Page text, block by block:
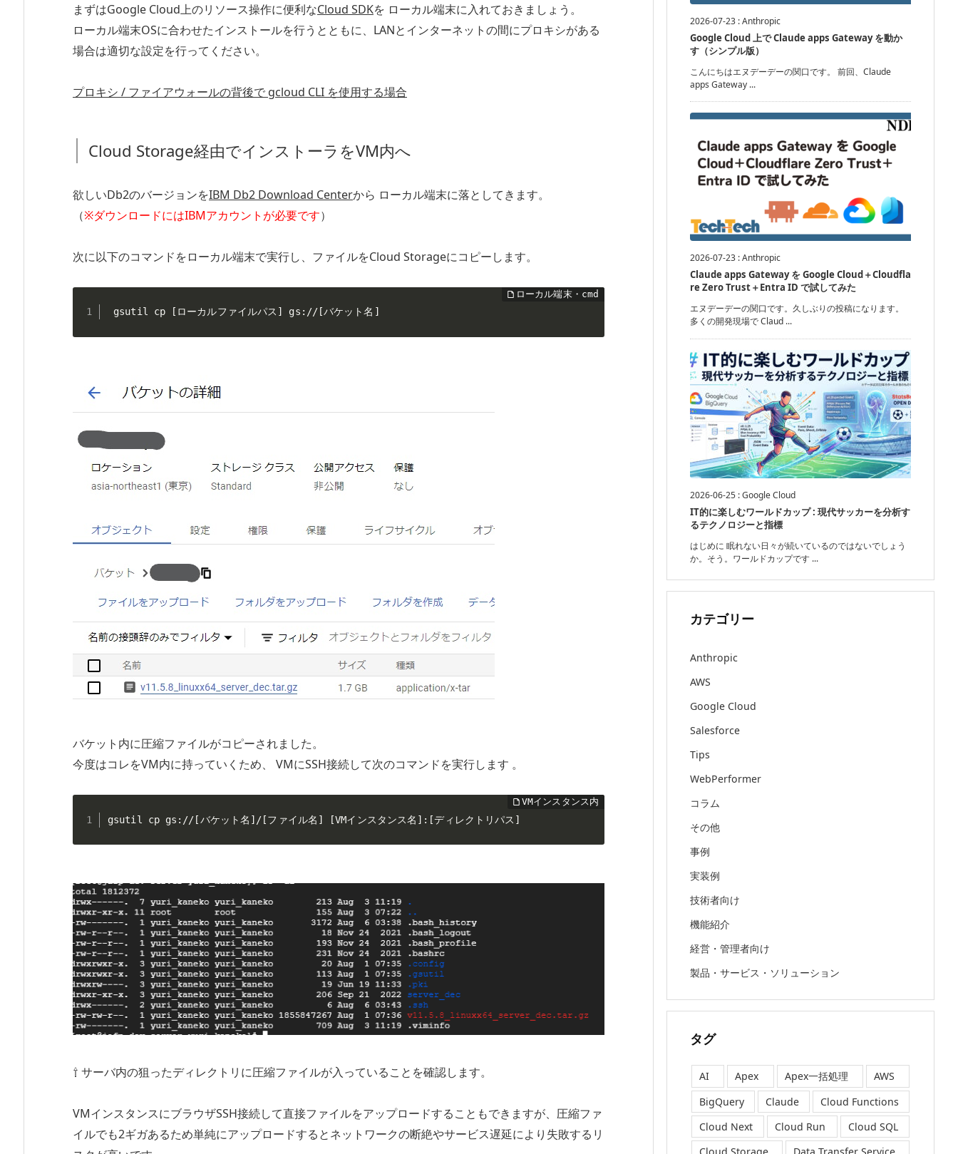
まずはGoogle Cloud上のリソース操作に便利なCloud SDKを ローカル端末に入れておきましょう。
ローカル端末OSに合わせたインストールを行うとともに、LANとインターネットの間にプロキシがある
場合は適切な設定を行ってください。
プロキシ / ファイアウォールの背後で gcloud CLI を使用する場合
Cloud Storage経由でインストーラをVM内へ
欲しいDb2のバージョンをIBM Db2 Download Centerから ローカル端末に落としてきます。
（※ダウンロードにはIBMアカウントが必要です）
次に以下のコマンドをローカル端末で実行し、ファイルをCloud Storageにコピーします。
gsutil cp [ローカルファイルパス] gs://[バケット名]
バケット内に圧縮ファイルがコピーされました。
今度はコレをVM内に持っていくため、 VMにSSH接続して次のコマンドを実行します 。
gsutil cp gs://[バケット名]/[ファイル名] [VMインスタンス名]:[ディレクトリパス]
⇧ サーバ内の狙ったディレクトリに圧縮ファイルが入っていることを確認します。
VMインスタンスにブラウザSSH接続して直接ファイルをアップロードすることもできますが、圧縮ファ
イルでも2ギガあるため単純にアップロードするとネットワークの断絶やサービス遅延により失敗するリ
2026-07-23 :Anthropic
Google Cloud 上で Claude apps Gateway を動か
す（シンプル版）
こんにちはエヌデーデーの関口です。 前回、Claude
apps Gateway ...
2026-07-23 :Anthropic
Claude apps Gateway を Google Cloud＋Cloudfla
re Zero Trust＋Entra ID で試してみた
エヌデーデーの関口です。久しぶりの投稿になります。
多くの開発現場で Claud ...
2026-06-25 :Google Cloud
IT的に楽しむワールドカップ : 現代サッカーを分析す
るテクノロジーと指標
はじめに 眠れない日々が続いているのではないでしょう
か。そう。ワールドカップです ...
カテゴリー
Anthropic
AWS
Google Cloud
Salesforce
Tips
WebPerformer
コラム
その他
事例
実装例
技術者向け
機能紹介
経営・管理者向け
製品・サービス・ソリューション
タグ
AI Apex Apex一括処理
AWS
BigQuery
Claude
Cloud Functions
Cloud Next
Cloud Run
Cloud SQL